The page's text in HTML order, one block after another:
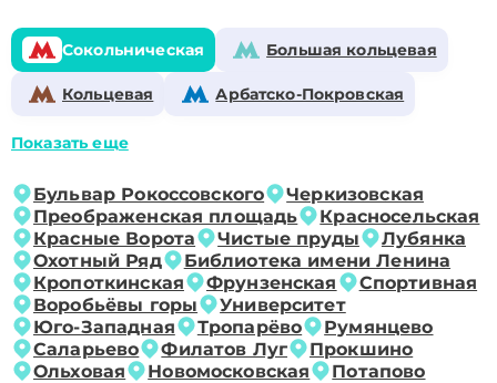
Сокольническая Большая кольцевая
Кольцевая Арбатско-Покровская
Показать еще
Бульвар Рокоссовского
Черкизовская
Преображенская площадь
Красносельская
Красные Ворота
Чистые пруды
Лубянка
Охотный Ряд
Библиотека имени Ленина
Кропоткинская
Фрунзенская
Спортивная
Воробьёвы горы
Университет
Юго-Западная
Тропарёво
Румянцево
Саларьево
Филатов Луг
Прокшино
Ольховая
Новомосковская Потапово